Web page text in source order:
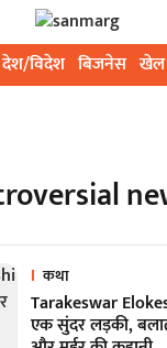
देश/विदेश बिजनेस खेल
कथा
Tarakeswar
एक सुंदर लड़की,